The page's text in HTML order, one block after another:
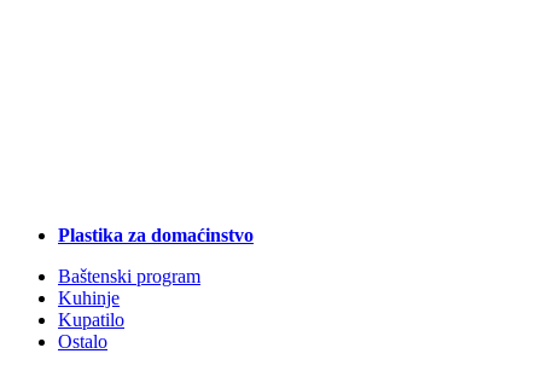
Plastika za domaćinstvo
Baštenski program
Kuhinje
Kupatilo
Ostalo